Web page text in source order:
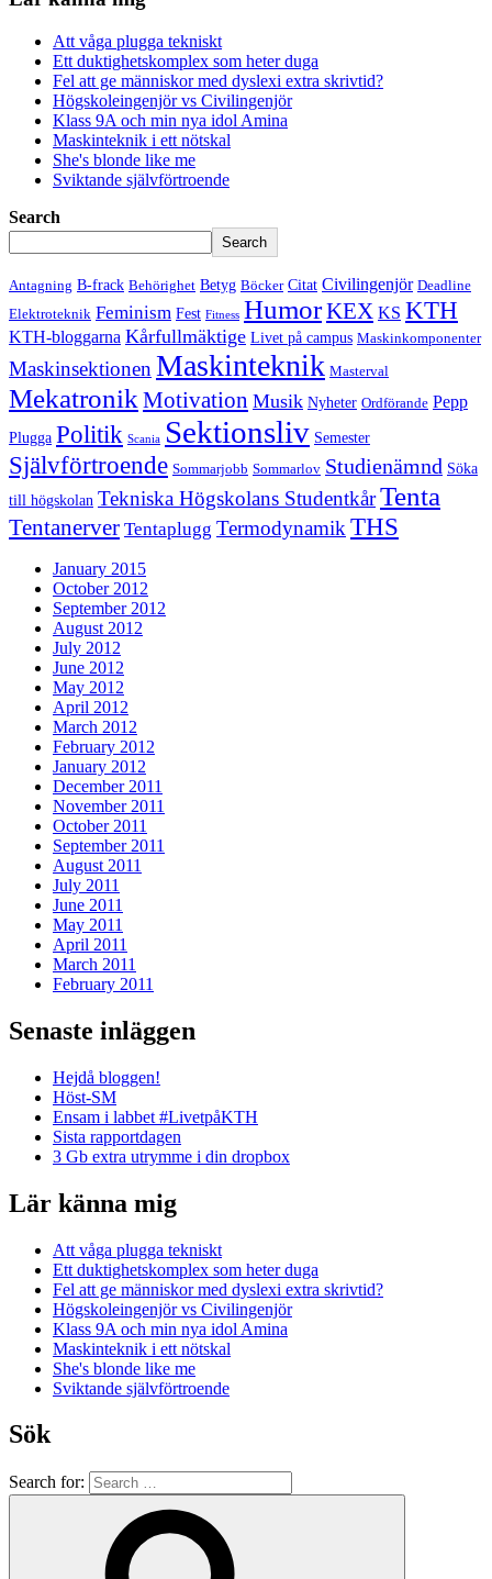
Att våga plugga tekniskt
Ett duktighetskomplex som heter duga
Fel att ge människor med dyslexi extra skrivtid?
Högskoleingenjör vs Civilingenjör
Klass 9A och min nya idol Amina
Maskinteknik i ett nötskal
She's blonde like me
Sviktande självförtroende
Search
Search
Antagning B-frack Behörighet Betyg Böcker Citat Civilingenjör Deadline
Elektroteknik Feminism Fest Fitness HumorKEX KS KTH
KTH-bloggarna Kårfullmäktige Livet på campus Maskinkomponenter
Maskinsektionen Maskinteknik Masterval
Mekatronik Motivation Musik Nyheter Ordförande Pepp
Plugga Politik Scania Sektionsliv Semester
Självförtroende Sommarjobb Sommarlov Studienämnd Söka
till högskolan Tekniska Högskolans StudentkårTenta
Tentanerver Tentaplugg Termodynamik THS
January 2015
October 2012
September 2012
August 2012
July 2012
June 2012
May 2012
April 2012
March 2012
February 2012
January 2012
December 2011
November 2011
October 2011
September 2011
August 2011
July 2011
June 2011
May 2011
April 2011
March 2011
February 2011
Senaste inläggen
Hejdå bloggen!
Höst-SM
Ensam i labbet #LivetpåKTH
Sista rapportdagen
3 Gb extra utrymme i din dropbox
Lär känna mig
Att våga plugga tekniskt
Ett duktighetskomplex som heter duga
Fel att ge människor med dyslexi extra skrivtid?
Högskoleingenjör vs Civilingenjör
Klass 9A och min nya idol Amina
Maskinteknik i ett nötskal
She's blonde like me
Sviktande självförtroende
Sök
Search for: